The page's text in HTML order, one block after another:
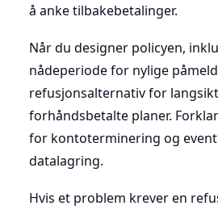
å anke tilbakebetalinger.
Når du designer policyen,
nådeperiode for nylige
refusjonsalternativ for
forhåndsbetalte planer.
for kontoterminering og
datalagring.
Hvis et problem krever en